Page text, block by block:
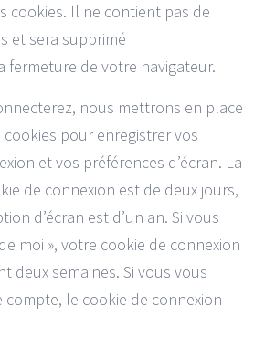
cookies. Il ne contient pas de
et sera supprimé
fermeture de votre navigateur.
nous mettrons en place
pour enregistrer vos
et vos préférences d’écran. La
de connexion est de deux jours,
d’écran est d’un an. Si vous
moi », votre cookie de connexion
deux semaines. Si vous vous
le cookie de connexion